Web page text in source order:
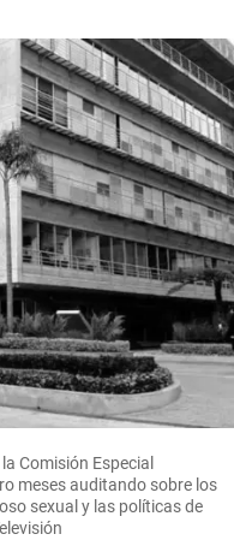
Comisión Especial
meses auditando sobre los
sexual y las políticas de